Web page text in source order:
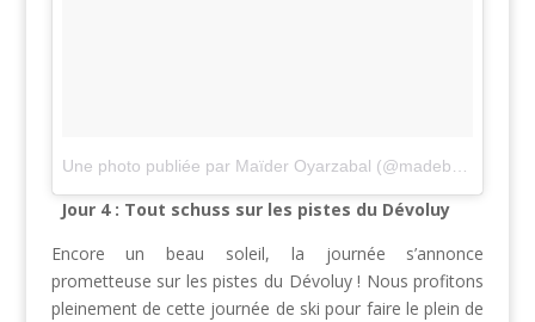
Jour 4 : Tout schuss sur les pistes du Dévoluy
Encore un beau soleil, la journée s’annonce
prometteuse sur les pistes du Dévoluy ! Nous profitons
pleinement de cette journée de ski pour faire le plein de